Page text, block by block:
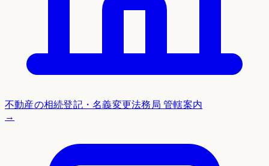
不動産の相続登記・名義変更法務局 管轄案内
→